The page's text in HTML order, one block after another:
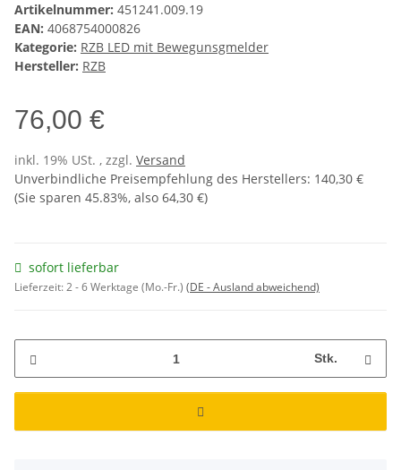
Artikelnummer: 451241.009.19
EAN: 4068754000826
Kategorie: RZB LED mit Bewegunsgmelder
Hersteller: RZB
76,00 €
inkl. 19% USt. , zzgl. Versand
Unverbindliche Preisempfehlung des Herstellers: 140,30 €
(Sie sparen 45.83%, also 64,30 €)
sofort lieferbar
Lieferzeit:2 - 6 Werktage (Mo.-Fr.) (DE - Ausland abweichend)
Stk.